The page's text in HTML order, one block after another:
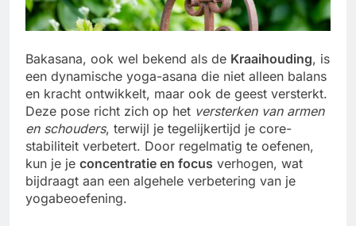
Bakasana, ook wel bekend als de Kraaihouding, is
een dynamische yoga-asana die niet alleen balans
en kracht ontwikkelt, maar ook de geest versterkt.
Deze pose richt zich op het versterken van armen
en schouders, terwijl je tegelijkertijd je core-
stabiliteit verbetert. Door regelmatig te oefenen,
kun je je concentratie en focus verhogen, wat
bijdraagt aan een algehele verbetering van je
yogabeoefening.